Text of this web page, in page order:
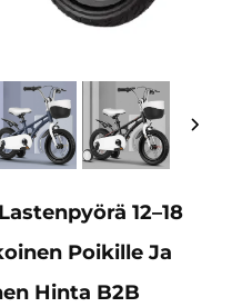
12–18
Poikille Ja
Hinta B2B